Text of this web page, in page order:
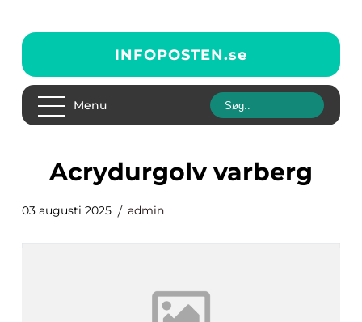
INFOPOSTEN.se
Menu
acrydurgolv varberg
03 augusti 2025 admin